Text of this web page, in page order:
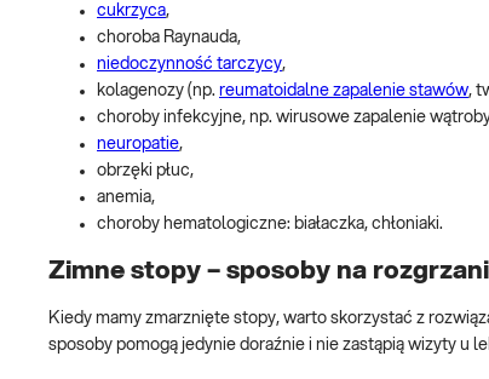
cukrzyca,
choroba Raynauda,
niedoczynność tarczycy,
kolagenozy (np. reumatoidalne zapalenie stawów,
choroby infekcyjne, np. wirusowe zapalenie
neuropatie,
obrzęki płuc,
anemia,
choroby hematologiczne: białaczka, chłoniaki.
Zimne stopy – sposoby na
Kiedy mamy zmarznięte stopy, warto skorzystać z
sposoby pomogą jedynie doraźnie i nie zastąpią wizyty u